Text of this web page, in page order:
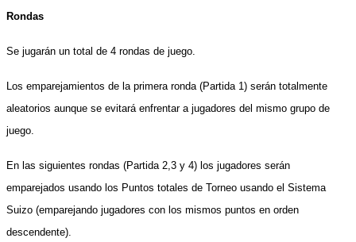
Rondas
Se jugarán un total de 4 rondas de juego.
Los emparejamientos de la primera ronda (Partida 1) serán totalmente
aleatorios aunque se evitará enfrentar a jugadores del mismo grupo de
juego.
En las siguientes rondas (Partida 2, 3 y 4) los jugadores serán
emparejados usando los Puntos totales de Torneo usando el Sistema
Suizo (emparejando jugadores con los mismos puntos en orden
descendente).